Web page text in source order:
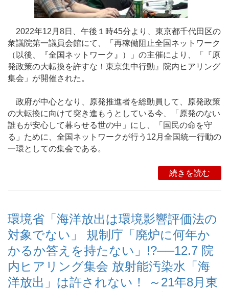
2022年12月8日、午後１時45分より、東京都千代田区の
衆議院第一議員会館にて、「再稼働阻止全国ネットワーク
（以後、『全国ネットワーク』）」の主催により、「『原
発政策の大転換を許すな！東京集中行動』院内ヒアリング
集会」が開催された。
政府が中心となり、原発推進者を総動員して、原発政策
の大転換に向けて突き進もうとしている今、「原発のない
誰もが安心して暮らせる世の中」にし、「国民の命を守
る」ために、全国ネットワークが行う12月全国統一行動の
一環としての集会である。
続きを読む
環境省「海洋放出は環境影響評価法の
対象でない」 規制庁「廃炉に何年か
かるか答えを持たない」!?──12.7 院
内ヒアリング集会 放射能汚染水「海
洋放出」は許されない！ ～21年8月東